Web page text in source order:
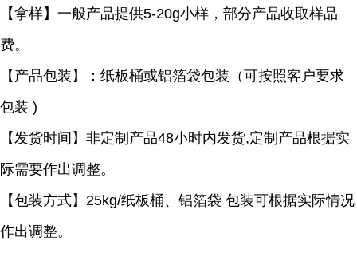
【拿样】一般产品提供5-20g小样，部分产品收取样品
费。
【产品包装】：纸板桶或铝箔袋包装（可按照客户要求
包装 )
【发货时间】非定制产品48小时内发货,定制产品根据实
际需要作出调整。
【包装方式】 25kg/纸板桶、铝箔袋 包装可根据实际情况
作出调整。